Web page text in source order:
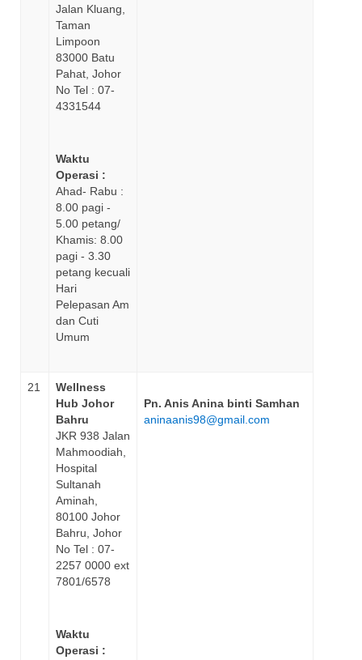
Jalan Kluang,
Taman
Limpoon
83000 Batu
Pahat, Johor
No Tel : 07-
4331544
Waktu
Operasi :
Ahad- Rabu :
8.00 pagi -
5.00 petang/
Khamis: 8.00
pagi - 3.30
petang kecuali
Hari
Pelepasan Am
dan Cuti
Umum
21
Wellness
Hub Johor
Bahru
JKR 938 Jalan
Mahmoodiah,
Hospital
Sultanah
Aminah,
80100 Johor
Bahru, Johor
No Tel : 07-
2257 0000 ext
7801/6578
Waktu
Operasi :
Pn. Anis Anina binti Samhan
aninaanis98@gmail.com